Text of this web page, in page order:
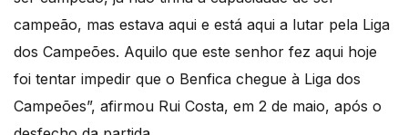
campeão, mas estava aqui e está aqui a lutar pela Liga
dos Campeões. Aquilo que este senhor fez aqui hoje
foi tentar impedir que o Benfica chegue à Liga dos
Campeões”, afirmou Rui Costa, em 2 de maio, após o